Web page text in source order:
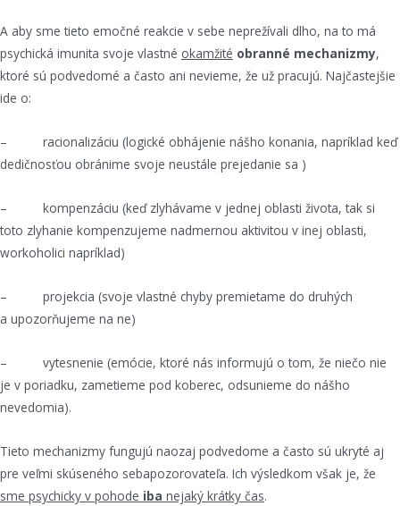
A aby sme tieto emočné reakcie v sebe neprežívali dlho, na to má
psychická imunita svoje vlastné okamžité obranné mechanizmy,
ktoré sú podvedomé a často ani nevieme, že už pracujú. Najčastejšie
ide o:
– racionalizáciu (logické obhájenie nášho konania, napríklad keď
dedičnosťou obránime svoje neustále prejedanie sa )
– kompenzáciu (keď zlyhávame v jednej oblasti života, tak si
toto zlyhanie kompenzujeme nadmernou aktivitou v inej oblasti,
workoholici napríklad)
– projekcia (svoje vlastné chyby premietame do druhých
a upozorňujeme na ne)
– vytesnenie (emócie, ktoré nás informujú o tom, že niečo nie
je v poriadku, zametieme pod koberec, odsunieme do nášho
nevedomia).
Tieto mechanizmy fungujú naozaj podvedome a často sú ukryté aj
pre veľmi skúseného sebapozorovateľa. Ich výsledkom však je, že
sme psychicky v pohode iba nejaký krátky čas.